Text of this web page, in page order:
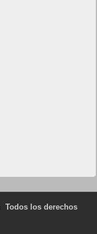
Todos los derechos